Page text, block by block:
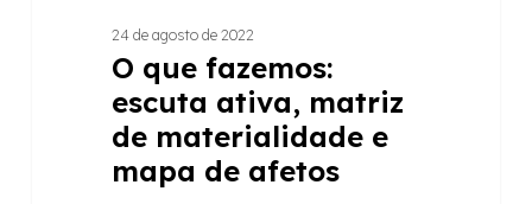
24 de agosto de 2022
O que fazemos:
escuta ativa, matriz
de materialidade e
mapa de afetos